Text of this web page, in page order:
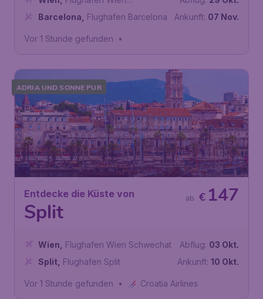
Schwechat
Barcelona Flughafen Barcelona
Ankunft: 07 Nov.
Vor 1 Stunde gefunden •
ADRIA UND SONNE PUR
Entdecke die Küste von
Split
€ 147
ab
Wien
Flughafen Wien Schwechat
Split Flughafen Split
Abflug: 03 Okt.
Ankunft: 10 Okt.
Vor 1 Stunde gefunden • Croatia Airlines